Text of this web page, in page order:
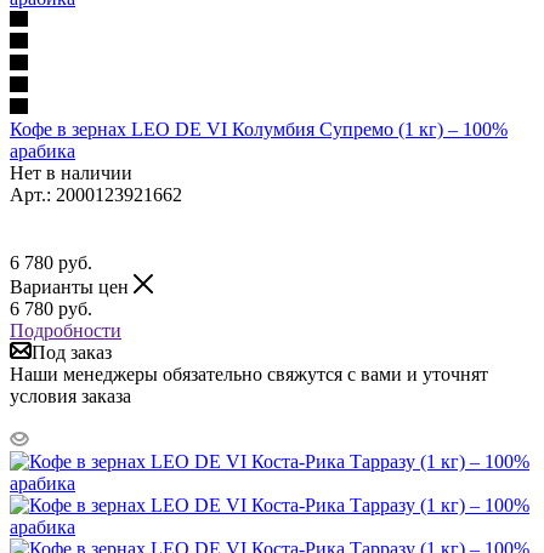
Кофе в зернах LEO DE VI Колумбия Супремо (1 кг) – 100%
арабика
Нет в наличии
Арт.: 2000123921662
6 780 руб.
Варианты цен
6 780 руб.
Подробности
Под заказ
Наши менеджеры обязательно свяжутся с вами и уточнят
условия заказа